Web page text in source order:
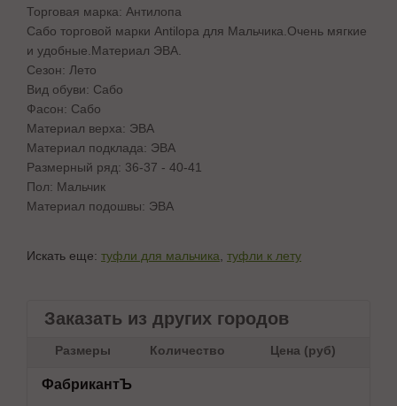
Торговая марка: Антилопа
Сабо торговой марки Antilopa для Мальчика.Очень мягкие
и удобные.Материал ЭВА.
Сезон: Лето
Вид обуви: Сабо
Фасон: Сабо
Материал верха: ЭВА
Материал подклада: ЭВА
Размерный ряд: 36-37 - 40-41
Пол: Мальчик
Материал подошвы: ЭВА
Искать еще: туфли для мальчика туфли к лету
Заказать из других городов
Размеры Количество Цена (руб)
ФабрикантЪ